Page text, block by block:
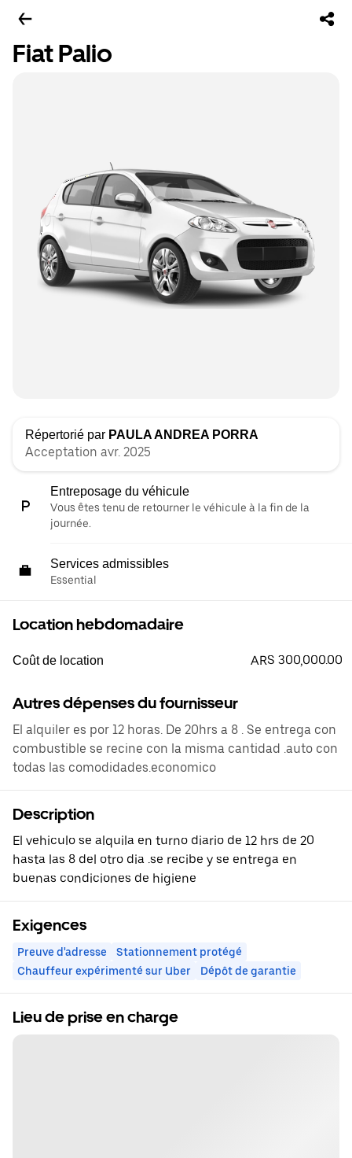
Fiat Palio
Répertorié par PAULA ANDREA PORRA
Acceptation avr. 2025
Entreposage du véhicule
Vous êtes tenu de retourner le véhicule à la fin de la
journée.
Services admissibles
Essential
Location hebdomadaire
Coût de location ARS 300,000.00
Autres dépenses du fournisseur
El alquiler es por 12 horas. De 20hrs a 8 . Se entrega con
combustible se recine con la misma cantidad .auto con
todas las comodidades.economico
Description
El vehiculo se alquila en turno diario de 12 hrs de 20
hasta las 8 del otro dia .se recibe y se entrega en
buenas condiciones de higiene
Exigences
Preuve d'adresse
Stationnement protégé
Chauffeur expérimenté sur Uber
Dépôt de garantie
Lieu de prise en charge